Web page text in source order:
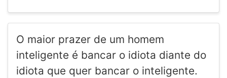
O maior prazer de um homem
inteligente é bancar o idiota diante do
idiota que quer bancar o inteligente.